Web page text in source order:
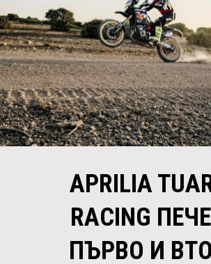
APRILIA
RACING
ПЪРВО И